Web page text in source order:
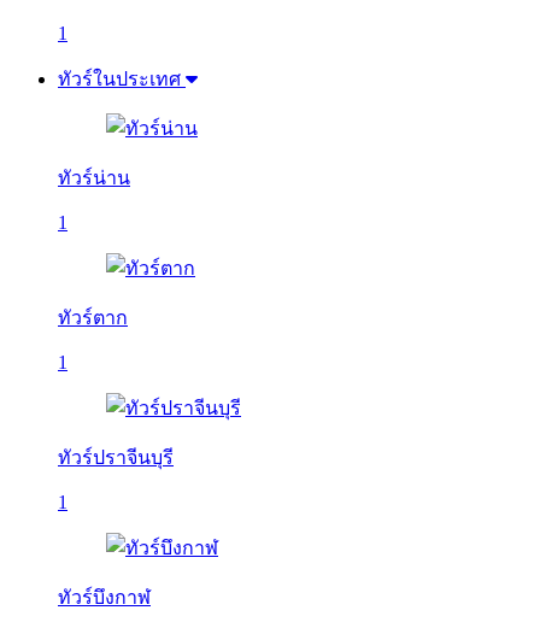
1
ทัวร์ในประเทศ
ทัวร์น่าน
1
ทัวร์ตาก
1
ทัวร์ปราจีนบุรี
1
ทัวร์บึงกาฬ